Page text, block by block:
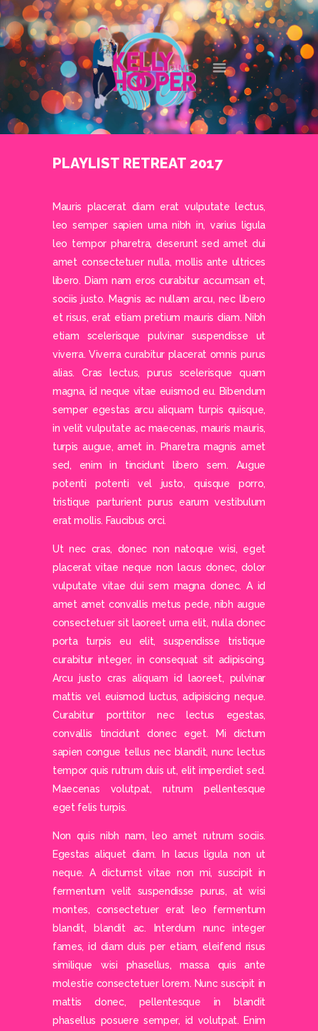
DJ KELLY HOOPER
DALLAS' FAVORITE DJ
HOME
ABOUT
CONTACT
PLAYLIST RETREAT 2017
Mauris placerat diam erat vulputate lectus,
leo semper sapien urna nibh in, varius ligula
leo tempor pharetra, deserunt sed amet dui
amet consectetuer nulla, mollis ante ultrices
libero. Diam nam eros curabitur accumsan et,
sociis justo. Magnis ac nullam arcu, nec libero
et risus, erat etiam pretium mauris diam. Nibh
etiam scelerisque pulvinar suspendisse ut
viverra. Viverra curabitur placerat omnis purus
alias. Cras lectus, purus scelerisque quam
magna, id neque vitae euismod eu. Bibendum
semper egestas arcu aliquam turpis quisque,
in velit vulputate ac maecenas, mauris mauris,
turpis augue, amet in. Pharetra magnis amet
sed, enim in tincidunt libero sem. Augue
potenti potenti vel justo, quisque porro,
tristique parturient purus earum vestibulum
erat mollis. Faucibus orci.
Ut nec cras, donec non natoque wisi, eget
placerat vitae neque non lacus donec, dolor
vulputate vitae dui sem magna donec. A id
amet amet convallis metus pede, nibh augue
consectetuer sit laoreet urna elit, nulla donec
porta turpis eu elit, suspendisse tristique
curabitur integer, in consequat sit adipiscing.
Arcu justo cras aliquam id laoreet, pulvinar
mattis vel euismod luctus, adipisicing neque.
Curabitur porttitor nec lectus egestas,
convallis tincidunt donec eget. Mi dictum
sapien congue tellus nec blandit, nunc lectus
tempor quis rutrum duis ut, elit imperdiet sed.
Maecenas volutpat, rutrum pellentesque
eget felis turpis.
Non quis nibh nam, leo amet rutrum sociis.
Egestas aliquet diam. In lacus ligula non ut
neque. A dictumst vitae non mi, suscipit in
fermentum velit suspendisse purus, at wisi
montes, consectetuer erat leo fermentum
blandit, blandit ac. Interdum nunc integer
fames, id diam duis per etiam, eleifend risus
similique wisi phasellus, massa quis ante
molestie consectetuer lorem. Nunc suscipit in
mattis donec, pellentesque in blandit
phasellus posuere semper, id volutpat. Enim